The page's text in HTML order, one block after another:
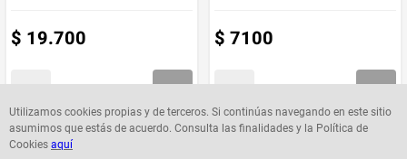
Utilizamos cookies propias y de terceros. Si continúas navegando en este sitio
asumimos que estás de acuerdo. Consulta las finalidades y la Política de
Cookies aquí
$ 19.700 $ 7100